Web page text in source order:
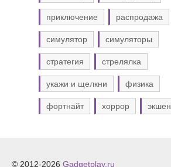
приключение распродажа
симулятор симуляторы
стратегия стрелялка
укажи и щелкни физика
фортнайт хоррор экшен
© 2012-2026 Gadgetplay.ru